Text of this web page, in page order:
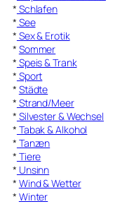
* Schlafen
* See
* Sex & Erotik
* Sommer
* Speis & Trank
* Sport
* Städte
* Strand/Meer
* Silvester & Wechsel
* Tabak & Alkohol
* Tanzen
* Tiere
* Unsinn
* Wind & Wetter
* Winter